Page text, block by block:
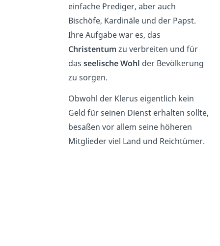
einfache Prediger, aber auch
Bischöfe, Kardinäle und der Papst.
Ihre Aufgabe war es, das
Christentumzu verbreiten und für
das seelische Wohl der Bevölkerung
zu sorgen.
Obwohl der Klerus eigentlich kein
Geld für seinen Dienst erhalten sollte,
besaßen vor allem seine höheren
Mitglieder viel Land und Reichtümer.